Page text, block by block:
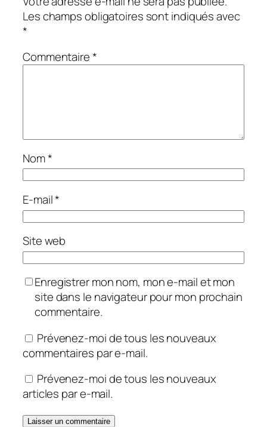
Les champs obligatoires sont indiqués avec
*
Commentaire*
Nom*
E-mail*
Site web
Enregistrer mon nom, mon e-mail et mon
site dans le navigateur pour mon prochain
commentaire.
Prévenez-moi de tous les nouveaux
commentaires par e-mail.
Prévenez-moi de tous les nouveaux
articles par e-mail.